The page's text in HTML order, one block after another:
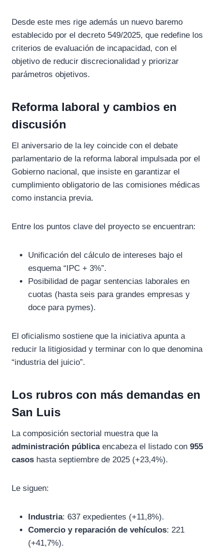
Desde este mes rige además un nuevo baremo
establecido por el decreto 549/2025, que redefine los
criterios de evaluación de incapacidad, con el
objetivo de reducir discrecionalidad y priorizar
parámetros objetivos.
Reforma laboral y cambios en
discusión
El aniversario de la ley coincide con el debate
parlamentario de la reforma laboral impulsada por el
Gobierno nacional, que insiste en garantizar el
cumplimiento obligatorio de las comisiones médicas
como instancia previa.
Entre los puntos clave del proyecto se encuentran:
Unificación del cálculo de intereses bajo el
esquema “IPC + 3%”.
Posibilidad de pagar sentencias laborales en
cuotas (hasta seis para grandes empresas y
doce para pymes).
El oficialismo sostiene que la iniciativa apunta a
reducir la litigiosidad y terminar con lo que denomina
“industria del juicio”.
Los rubros con más demandas en
San Luis
La composición sectorial muestra que la
administración públicaencabeza el listado con 955
casos hasta septiembre de 2025 (+23,4%).
Le siguen:
Industria: 637 expedientes (+11,8%).
Comercio y reparación de vehículos: 221
(+41,7%).